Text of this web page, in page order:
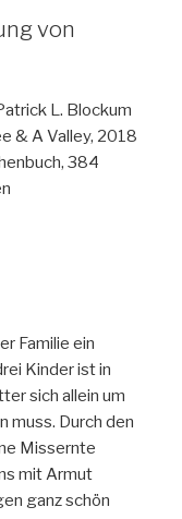
von
L. Blockum
& A Valley, 2018
384
Familie ein
Kinder ist in
sich allein um
muss. Durch den
Missernte
mit Armut
ganz schön